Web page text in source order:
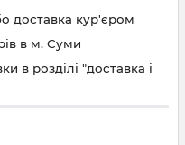
доставка кур'єром
в м. Суми
в розділі "доставка і